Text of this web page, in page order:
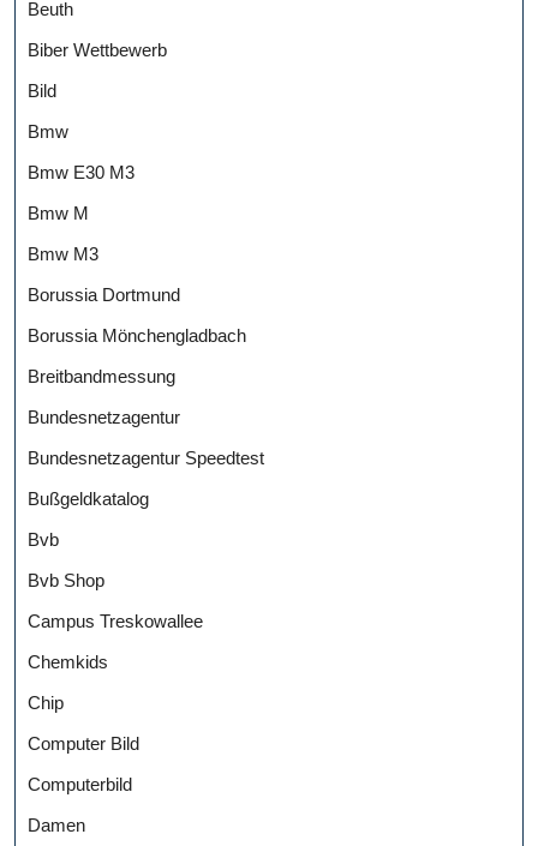
Beuth
Biber Wettbewerb
Bild
Bmw
Bmw E30 M3
Bmw M
Bmw M3
Borussia Dortmund
Borussia Mönchengladbach
Breitbandmessung
Bundesnetzagentur
Bundesnetzagentur Speedtest
Bußgeldkatalog
Bvb
Bvb Shop
Campus Treskowallee
Chemkids
Chip
Computer Bild
Computerbild
Damen